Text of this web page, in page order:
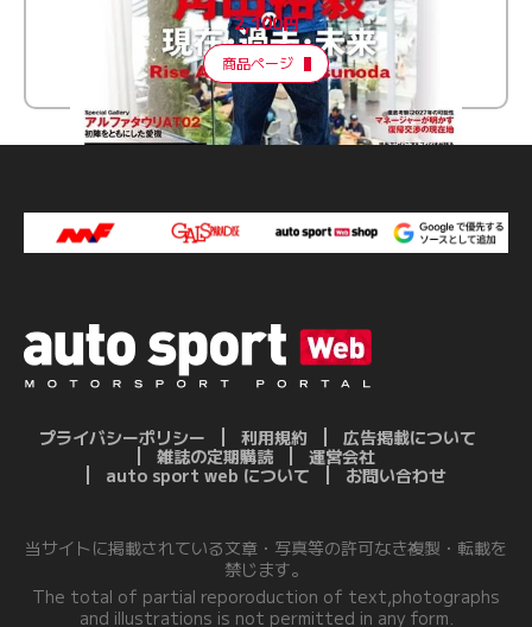
2,100円
商品ページ
プライバシーポリシー 利用規約
広告掲載について
雑誌の定期購読
運営会社
auto sport web について
お問い合わせ
当サイトに掲載されている文章・写真等の許可なき複製・転載を
禁じます。
The total of partial reporoduction of text,photographs
and illustrations is not permitted in any form.